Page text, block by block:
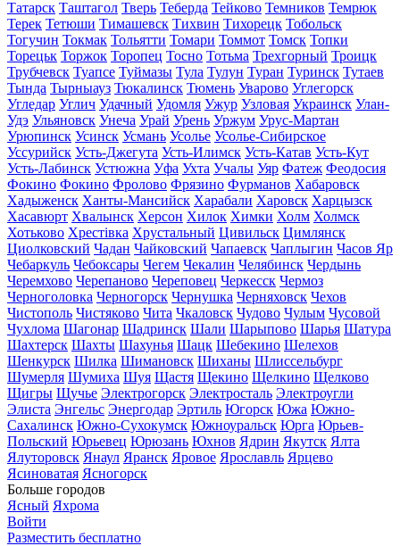
Татарск Таштагол Тверь Теберда Тейково Темников Темрюк
Терек Тетюши Тимашевск Тихвин Тихорецк Тобольск
Тогучин Токмак Тольятти Томари Томмот Томск Топки
Торецьк Торжок Торопец Тосно Тотьма Трехгорный Троицк
Трубчевск Туапсе Туймазы Тула Тулун Туран Туринск Тутаев
Тында Тырныауз Тюкалинск Тюмень Уварово Углегорск
Угледар Углич Удачный Удомля Ужур Узловая Украинск Улан-
Удэ Ульяновск Унеча Урай Урень Уржум Урус-Мартан
Урюпинск Усинск Усмань Усолье Усолье-Сибирское
Уссурийск Усть-Джегута Усть-Илимск Усть-Катав Усть-Кут
Усть-Лабинск Устюжна Уфа Ухта Учалы Уяр Фатеж Феодосия
Фокино Фокино Фролово Фрязино Фурманов Хабаровск
Хадыженск Ханты-Мансийск Харабали Харовск Харцызск
Хасавюрт Хвалынск Херсон Хилок Химки Холм Холмск
Хотьково Хрестівка Хрустальный Цивильск Цимлянск
Циолковский Чадан Чайковский Чапаевск Чаплыгин Часов Яр
Чебаркуль Чебоксары Чегем Чекалин Челябинск Чердынь
Черемхово Черепаново Череповец Черкесск Чермоз
Черноголовка Черногорск Чернушка Черняховск Чехов
Чистополь Чистяково Чита Чкаловск Чудово Чулым Чусовой
Чухлома Шагонар Шадринск Шали Шарыпово Шарья Шатура
Шахтерск Шахты Шахунья Шацк Шебекино Шелехов
Шенкурск Шилка Шимановск Шиханы Шлиссельбург
Шумерля Шумиха Шуя Щастя Щекино Щелкино Щелково
Щигры Щучье Электрогорск Электросталь Электроугли
Элиста Энгельс Энергодар Эртиль Югорск Южа Южно-
Сахалинск Южно-Сухокумск Южноуральск Юрга Юрьев-
Польский Юрьевец Юрюзань Юхнов Ядрин Якутск Ялта
Ялуторовск Янаул Яранск Яровое Ярославль Ярцево
Ясиноватая Ясногорск
Больше городов
Ясный Яхрома
Войти
Разместить бесплатно